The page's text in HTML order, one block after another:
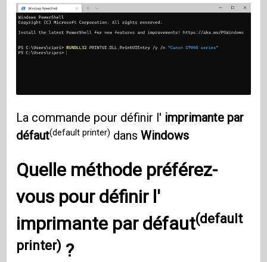
La commande pour définir l' imprimante par
défaut(default printer) dansWindows
Quelle méthode préférez-
vous pour définir l'
imprimante par défaut(default
printer) ?